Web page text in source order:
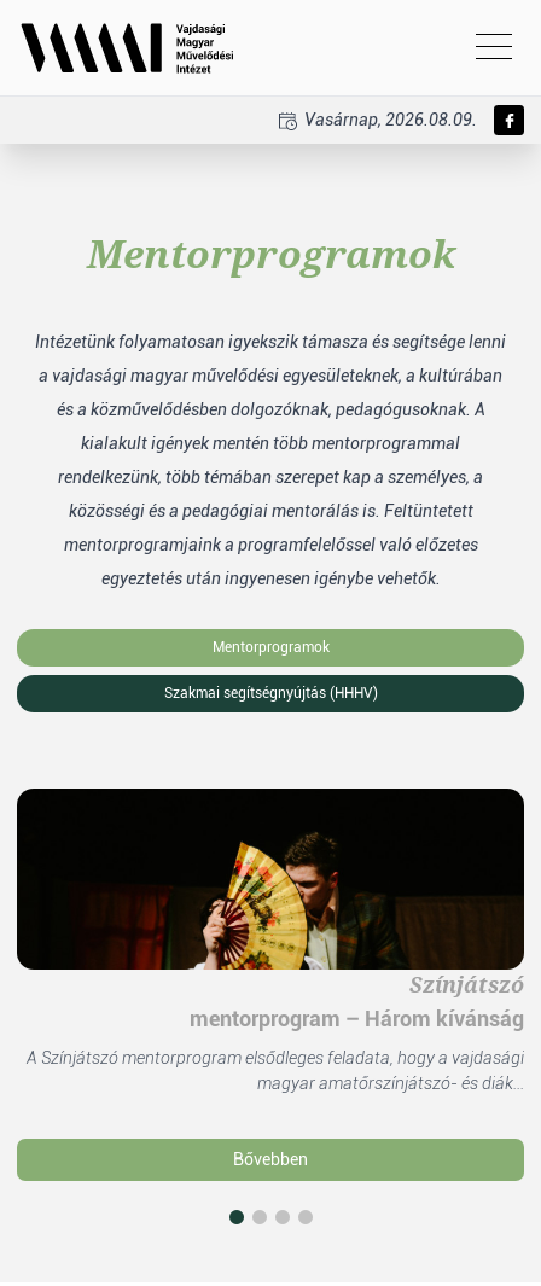
Vasárnap, 2026.08.09.
Mentorprogramok
Intézetünk folyamatosan igyekszik támasza és segítsége lenni
a vajdasági magyar művelődési egyesületeknek, a kultúrában
és a közművelődésben dolgozóknak, pedagógusoknak. A
kialakult igények mentén több mentorprogrammal
rendelkezünk, több témában szerepet kap a személyes, a
közösségi és a pedagógiai mentorálás is. Feltüntetett
mentorprogramjaink a programfelelőssel való előzetes
egyeztetés után ingyenesen igénybe vehetők.
Mentorprogramok
Szakmai segítségnyújtás (HHHV)
Színjátszó
mentorprogram – Három kívánság
A Színjátszó mentorprogram elsődleges feladata, hogy a vajdasági
magyar amatőrszínjátszó- és diák...
Bővebben